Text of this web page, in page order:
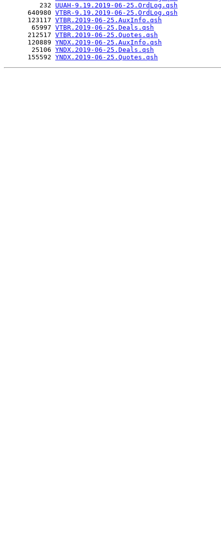
         232
UUAH-9.19.2019-06-25.OrdLog.qsh
      640980
VTBR-9.19.2019-06-25.OrdLog.qsh
      123117
VTBR.2019-06-25.AuxInfo.qsh
       65997
VTBR.2019-06-25.Deals.qsh
      212517
VTBR.2019-06-25.Quotes.qsh
      120889
YNDX.2019-06-25.AuxInfo.qsh
       25106
YNDX.2019-06-25.Deals.qsh
      155592
YNDX.2019-06-25.Quotes.qsh